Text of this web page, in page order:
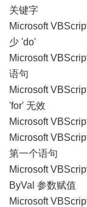
关键字
Microsoft
少 'do'
Microsoft
语句
Microsoft
'for' 无效
Microsoft
Microsoft
第一个语句
Microsoft
ByVal 参数赋值
Microsoft